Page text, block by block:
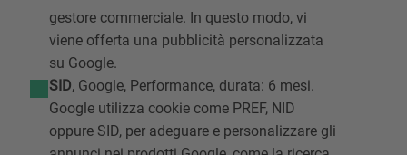
gestore commerciale. In questo modo, vi
viene offerta una pubblicità personalizzata
su Google.
SID, Google, Performance, durata: 6 mesi.
Google utilizza cookie come PREF, NID
oppure SID, per adeguare e personalizzare gli